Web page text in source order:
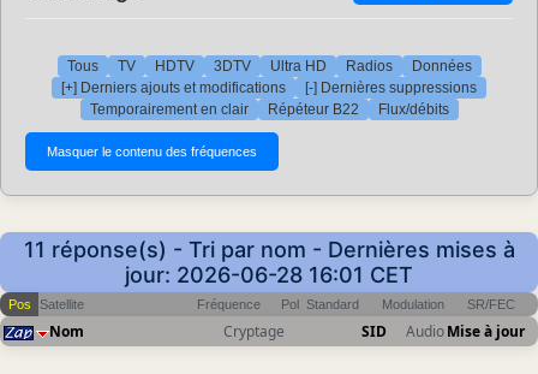
Tous TV HDTV 3DTV Ultra HD Radios
Données
[+] Derniers ajouts et modifications
[-] Dernières suppressions
Temporairement en clair
Répéteur B22 Flux/débits
11 réponse(s) - Tri par nom - Dernières mises à
jour: 2026-06-28 16:01 CET
Pos Satellite Fréquence Pol Standard Modulation SR/FEC
Nom Cryptage SID AudioMise à jour